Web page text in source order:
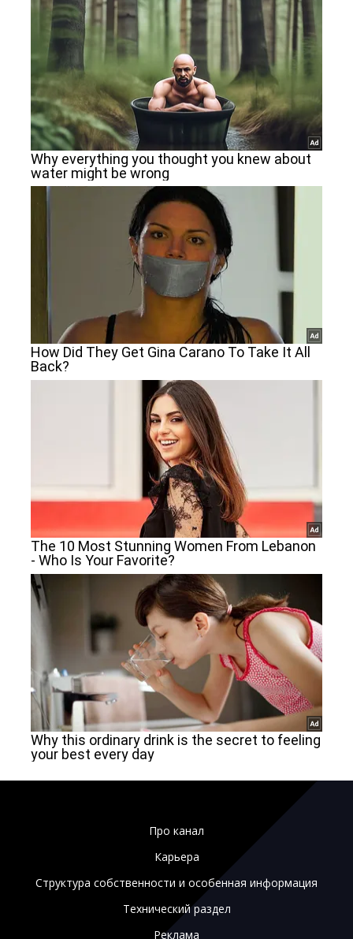
Про канал
Карьера
Структура собственности и особенная информация
Технический раздел
Реклама